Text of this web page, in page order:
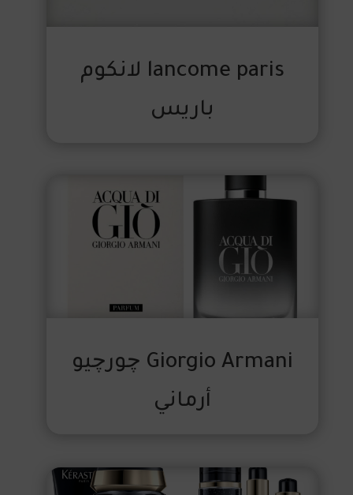
lancome paris لانكوم
باريس
Giorgio Armani چورچيو
أرماني